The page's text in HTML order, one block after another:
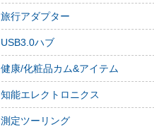
旅行アダプター
USB3.0ハブ
健康/化粧品カム&アイテム
知能エレクトロニクス
測定ツーリング